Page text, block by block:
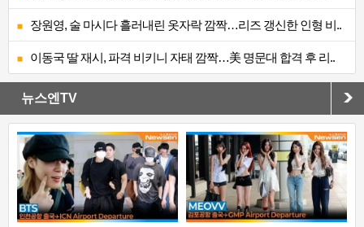
장원영, 술 마시다 흘러내린 옷자락 깜짝…리즈 갱신한 인형 비..
이동국 딸 재시, 파격 비키니 자태 깜짝…美 명문대 합격 후 리..
뉴스엔TV